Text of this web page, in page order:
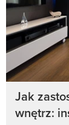
Jak
wnętrz: